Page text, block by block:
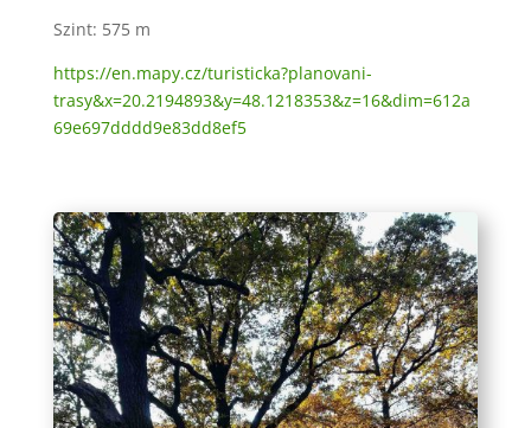
Szint: 575 m
https://en.mapy.cz/turisticka?planovani-
trasy&x=20.2194893&y=48.1218353&z=16&dim=612a
69e697dddd9e83dd8ef5